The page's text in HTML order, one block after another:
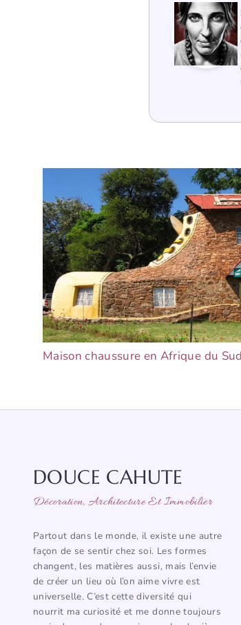
Maison chaussure en Afrique du Sud
DOUCE CAHUTE
Décoration, Architecture Et Immobilier
Partout dans le monde, il existe une autre
façon de se sentir chez soi. Les formes
changent, les matières aussi, mais l’envie
de créer un lieu où l’on aime vivre est
universelle. C’est cette diversité qui
nourrit ma curiosité et me donne toujours